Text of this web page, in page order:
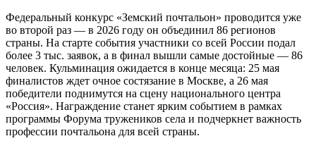
Федеральный конкурс «Земский почтальон» проводится уже
во второй раз — в 2026 году он объединил 86 регионов
страны. На старте события участники со всей России подал
более 3 тыс. заявок, а в финал вышли самые достойные — 86
человек. Кульминация ожидается в конце месяца: 25 мая
финалистов ждет очное состязание в Москве, а 26 мая
победители поднимутся на сцену национального центра
«Россия». Награждение станет ярким событием в рамках
программы Форума тружеников села и подчеркнет важность
профессии почтальона для всей страны.